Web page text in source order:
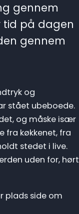
gennem
på dagen
gennem
og
stået ubeboede.
og måske især
fra køkkenet, fra
stedet i live.
uden for, hørt
plads side om